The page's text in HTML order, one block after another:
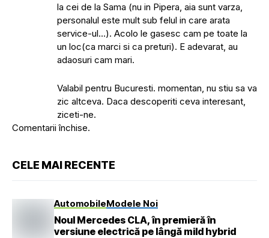
la cei de la Sama (nu in Pipera, aia sunt varza,
personalul este mult sub felul in care arata
service-ul…). Acolo le gasesc cam pe toate la
un loc(ca marci si ca preturi). E adevarat, au
adaosuri cam mari.
Valabil pentru Bucuresti. momentan, nu stiu sa va
zic altceva. Daca descoperiti ceva interesant,
ziceti-ne.
Comentarii închise.
CELE MAI RECENTE
AutomobileModele Noi
Noul Mercedes CLA, în premieră în
versiune electrică pe lângă mild hybrid